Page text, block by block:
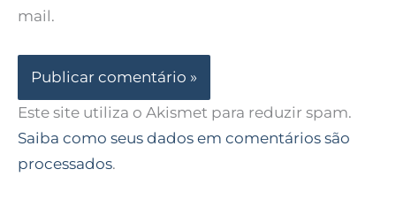
mail.
Este site utiliza o Akismet para reduzir spam.
Saiba como seus dados em comentários são
processados.